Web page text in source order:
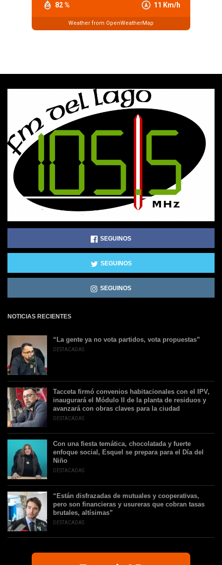
82 % 11 Km/h
Weather from OpenWeatherMap
SEGUINOS
SEGUINOS
SEGUINOS
NOTICIAS RECIENTES
“La gente ya no vota partidos, vota propuestas”
DESTACADAS
Tacceta firmó convenios habitacionales con el IPV,
inaugurará el Módulo II de la planta de residuos y
avanzará con obras claves para la ciudad
DESTACADAS
Con una fiesta temática, chocolatada y fuerte
enfoque social, Esquel se prepara para el Día del
Niño
DESTACADAS
“Están disfrazadas de mutuales y cooperativas,
pero son financieras y usureras que cobran tasas
brutales, altísimas”
DESTACADAS